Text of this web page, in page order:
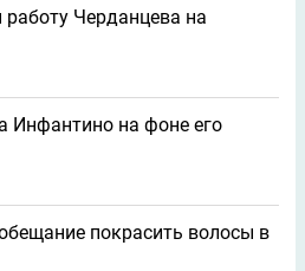
Черданцева на
Инфантино на фоне его
покрасить волосы в